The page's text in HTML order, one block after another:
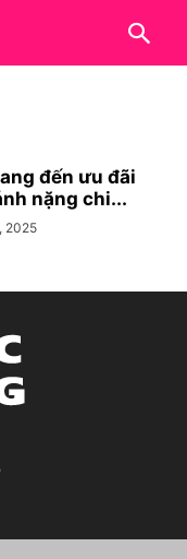
đến ưu đãi
nặng chi...
2025